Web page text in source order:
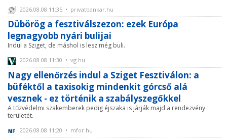
2026.08.08 11:35 • privatbankar.hu
Dübörög a fesztiválszezon: ezek Európa
legnagyobb nyári bulijai
Indul a Sziget, de máshol is lesz még buli.
2026.08.08 11:30 • vg.hu
Nagy ellenőrzés indul a Sziget Fesztiválon: a
büféktől a taxisokig mindenkit górcső alá
vesznek - ez történik a szabályszegőkkel
A tűzvédelmi szakemberek pedig éjszaka is járják majd a rendezvény
területét.
2026.08.08 11:20 • mfor.hu